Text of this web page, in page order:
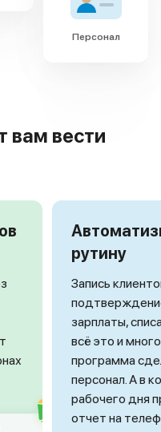
Персонал
вести
рутину
Запись
зарплаты,
всё это и
программа
персонал. А в
рабочего дня
отчет на